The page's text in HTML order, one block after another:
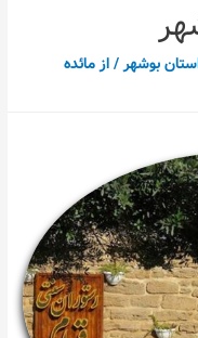
بوشهر/ ازمائده